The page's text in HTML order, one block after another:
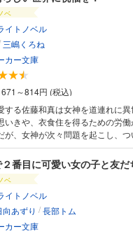
無いな」 隠していた類まれな才
代魔法を操る、最強のSS級冒険
使し、正体を隠して暗躍する出
を従え、帝位争いを影から支配す
ンタジー、ここに開幕！
ベ
イトノベル
三嶋くろね
カー文庫
671～814円 (税込)
する佐藤和真は女神を道連れに
きや、衣食住を得るための労働
が、女神が次々問題を起こし、
特典として、電子限定書き下ろ
番目に可愛い女の子と友だ
ベ
イトノベル
向あずり /長部トム
カー文庫